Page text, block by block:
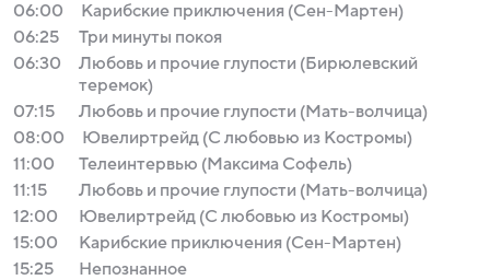
06:00
Карибские приключения (Сен-Мартен)
06:25
Три минуты покоя
06:30
Любовь и прочие глупости (Бирюлевский
теремок)
07:15
Любовь и прочие глупости (Мать-волчица)
08:00
Ювелиртрейд (С любовью из Костромы)
11:00
Телеинтервью (Максима Софель)
11:15
Любовь и прочие глупости (Мать-волчица)
12:00
Ювелиртрейд (С любовью из Костромы)
15:00
Карибские приключения (Сен-Мартен)
15:25
Непознанное